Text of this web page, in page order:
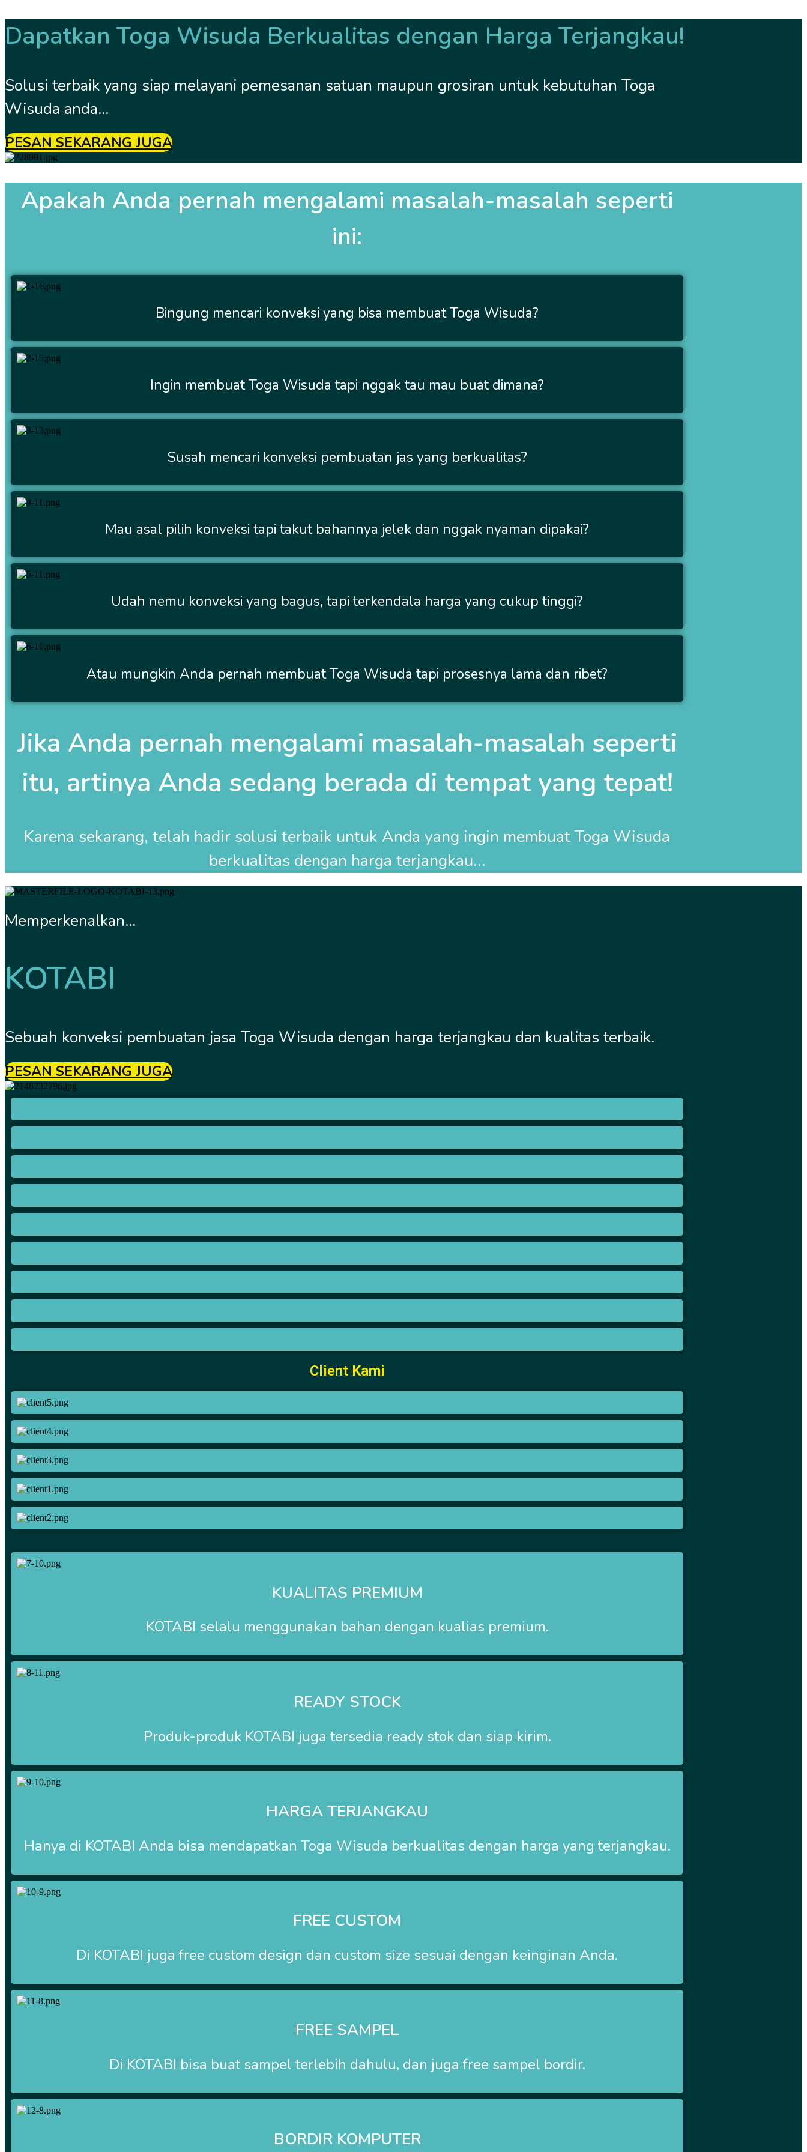
Dapatkan Toga Wisuda Berkualitas dengan Harga Terjangkau!
Solusi terbaik yang siap melayani pemesanan satuan maupun grosiran untuk kebutuhan Toga
Wisuda anda...
PESAN SEKARANG JUGA
Apakah Anda pernah mengalami masalah-masalah seperti
ini:
Bingung mencari konveksi yang bisa membuat Toga Wisuda?
Ingin membuat Toga Wisuda tapi nggak tau mau buat dimana?
Susah mencari konveksi pembuatan jas yang berkualitas?
Mau asal pilih konveksi tapi takut bahannya jelek dan nggak nyaman dipakai?
Udah nemu konveksi yang bagus, tapi terkendala harga yang cukup tinggi?
Atau mungkin Anda pernah membuat Toga Wisuda tapi prosesnya lama dan ribet?
Jika Anda pernah mengalami masalah-masalah seperti
itu, artinya Anda sedang berada di tempat yang tepat!
Karena sekarang, telah hadir solusi terbaik untuk Anda yang ingin membuatToga Wisuda
berkualitas dengan harga terjangkau...
Memperkenalkan...
KOTABI
Sebuah konveksi pembuatan jasa Toga Wisuda dengan harga terjangkau dan kualitas terbaik.
PESAN SEKARANG JUGA
Client Kami
KUALITAS PREMIUM
KOTABI selalu menggunakan bahan dengan kualias premium.
READY STOCK
Produk-produk KOTABI juga tersedia ready stok dan siap kirim.
HARGA TERJANGKAU
Hanya di KOTABI Anda bisa mendapatkan Toga Wisuda berkualitas dengan harga yang terjangkau.
FREE CUSTOM
Di KOTABI juga free custom design dan custom size sesuai dengan keinginan Anda.
FREE SAMPEL
Di KOTABI bisa buat sampel terlebih dahulu, dan juga free sampel bordir.
BORDIR KOMPUTER